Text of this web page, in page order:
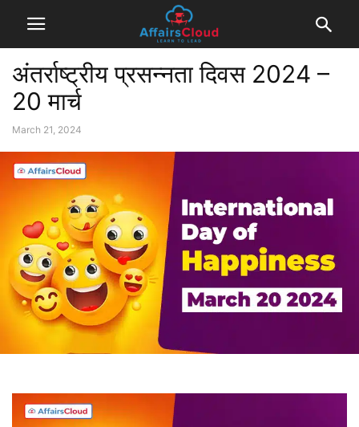
अंतर्राष्ट्रीय प्रसन्नता दिवस 2024 –
20 मार्च
March 21, 2024